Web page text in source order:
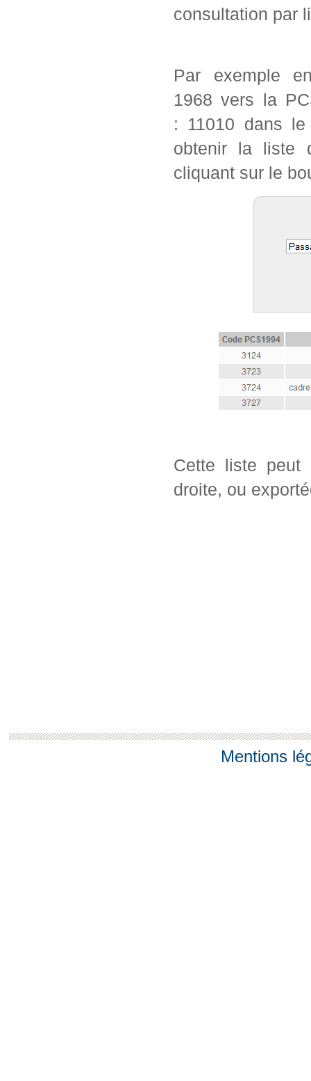
consultation par
Par exemple
1968 vers la
: 11010 dans
obtenir la liste
cliquant sur le
Cette liste
droite, ou
Mentions